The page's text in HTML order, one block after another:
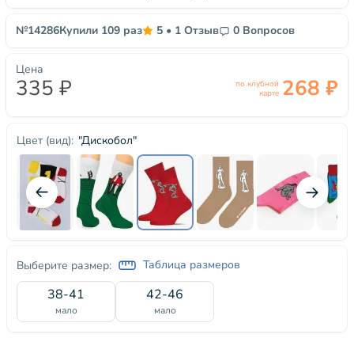
№14286Купили 109 раз 5 • 1 Отзыв 0 Вопросов
Цвет (вид): "Дискобол"
Выберите размер: Таблица размеров
38-41
мало
42-46
мало
Цена
335 ₽
по клубной
карте 268 ₽